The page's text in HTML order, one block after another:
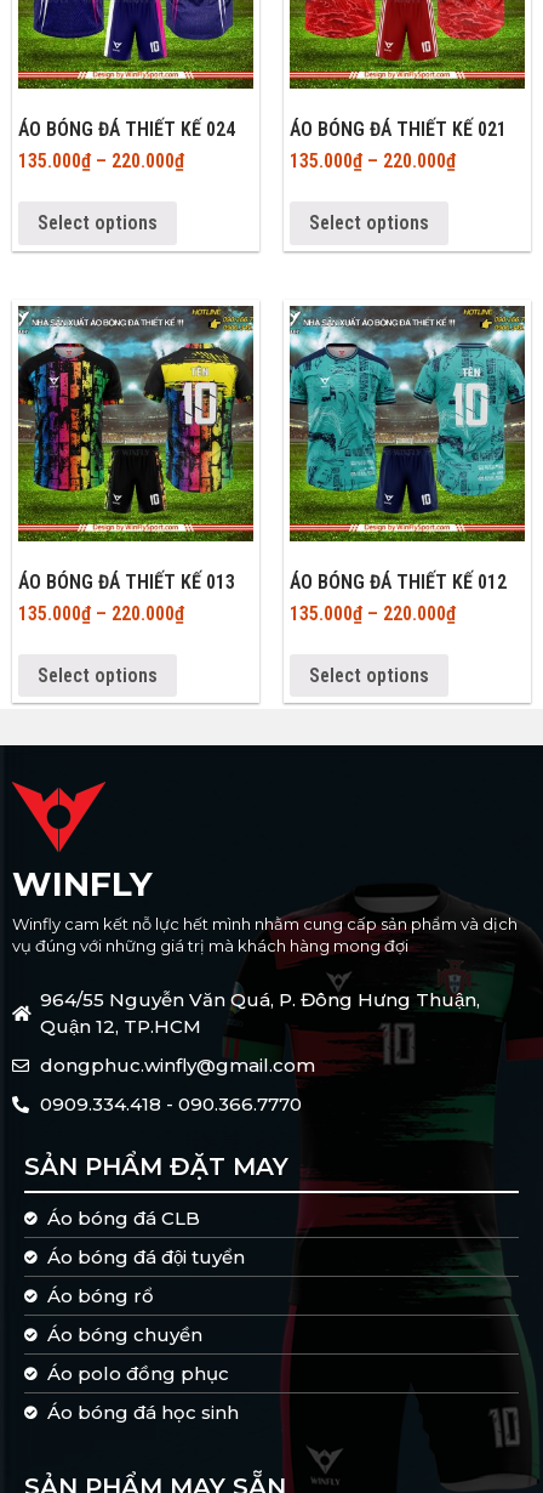
ÁO BÓNG ĐÁ THIẾT KẾ 024
135.000₫– 220.000₫
Select options
ÁO BÓNG ĐÁ THIẾT KẾ 021
135.000₫– 220.000₫
Select options
ÁO BÓNG ĐÁ THIẾT KẾ 013
135.000₫– 220.000₫
Select options
ÁO BÓNG ĐÁ THIẾT KẾ 012
135.000₫– 220.000₫
Select options
WINFLY
Winfly cam kết nỗ lực hết mình nhằm cung cấp sản phẩm và dịch
vụ đúng với những giá trị mà khách hàng mong đợi
964/55 Nguyễn Văn Quá, P. Đông Hưng Thuận,
Quận 12, TP.HCM
dongphuc.winfly@gmail.com
0909.334.418 - 090.366.7770
SẢN PHẨM ĐẶT MAY
Áo bóng đá CLB
Áo bóng đá đội tuyển
Áo bóng rổ
Áo bóng chuyền
Áo polo đồng phục
Áo bóng đá học sinh
SẢN PHẨM MAY SẴN